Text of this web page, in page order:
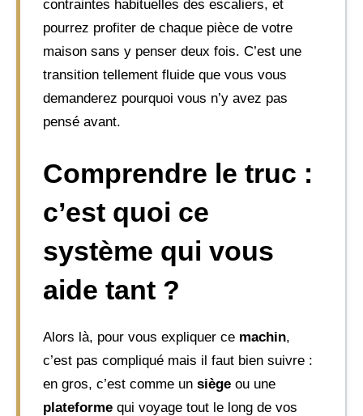
contraintes habituelles des escaliers, et
pourrez profiter de chaque pièce de votre
maison sans y penser deux fois. C’est une
transition tellement fluide que vous vous
demanderez pourquoi vous n’y avez pas
pensé avant.
Comprendre le truc :
c’est quoi ce
système qui vous
aide tant ?
Alors là, pour vous expliquer ce machin,
c’est pas compliqué mais il faut bien suivre :
en gros, c’est comme un siège ou une
plateforme qui voyage tout le long de vos